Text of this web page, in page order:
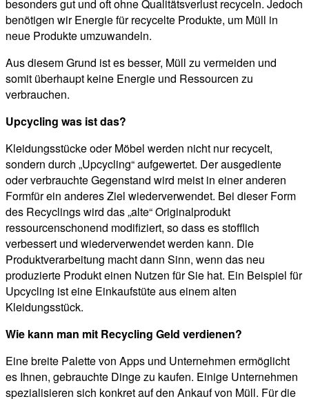
besonders gut und oft ohne Qualitätsverlust recyceln. Jedoch
benötigen wir Energie für recycelte Produkte, um Müll in
neue Produkte umzuwandeln.
Aus diesem Grund ist es besser, Müll zu vermeiden und
somit überhaupt keine Energie und Ressourcen zu
verbrauchen.
Upcycling was ist das?
Kleidungsstücke oder Möbel werden nicht nur recycelt,
sondern durch „Upcycling“ aufgewertet. Der ausgediente
oder verbrauchte Gegenstand wird meist in einer anderen
Formfür ein anderes Ziel wiederverwendet. Bei dieser Form
des Recyclings wird das „alte“ Originalprodukt
ressourcenschonend modifiziert, so dass es stofflich
verbessert und wiederverwendet werden kann. Die
Produktverarbeitung macht dann Sinn, wenn das neu
produzierte Produkt einen Nutzen für Sie hat. Ein Beispiel für
Upcycling ist eine Einkaufstüte aus einem alten
Kleidungsstück.
Wie kann man mit Recycling Geld verdienen?
Eine breite Palette von Apps und Unternehmen ermöglicht
es Ihnen, gebrauchte Dinge zu kaufen. Einige Unternehmen
spezialisieren sich konkret auf den Ankauf von Müll. Für die